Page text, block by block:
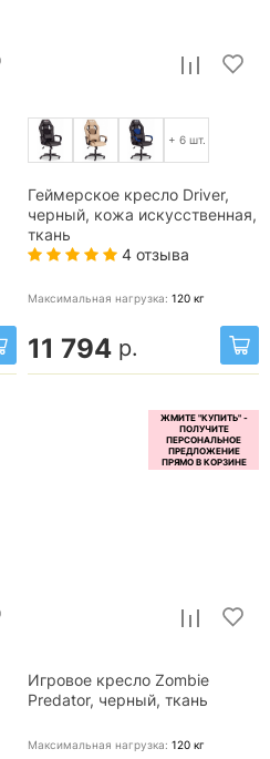
+ 6 шт.
Геймерское кресло Driver,
черный, кожа искусственная,
ткань
4 отзыва
Максимальная нагрузка: 120 кг
11 794 р.
Игровое кресло Zombie
Predator, черный, ткань
Максимальная нагрузка: 120 кг